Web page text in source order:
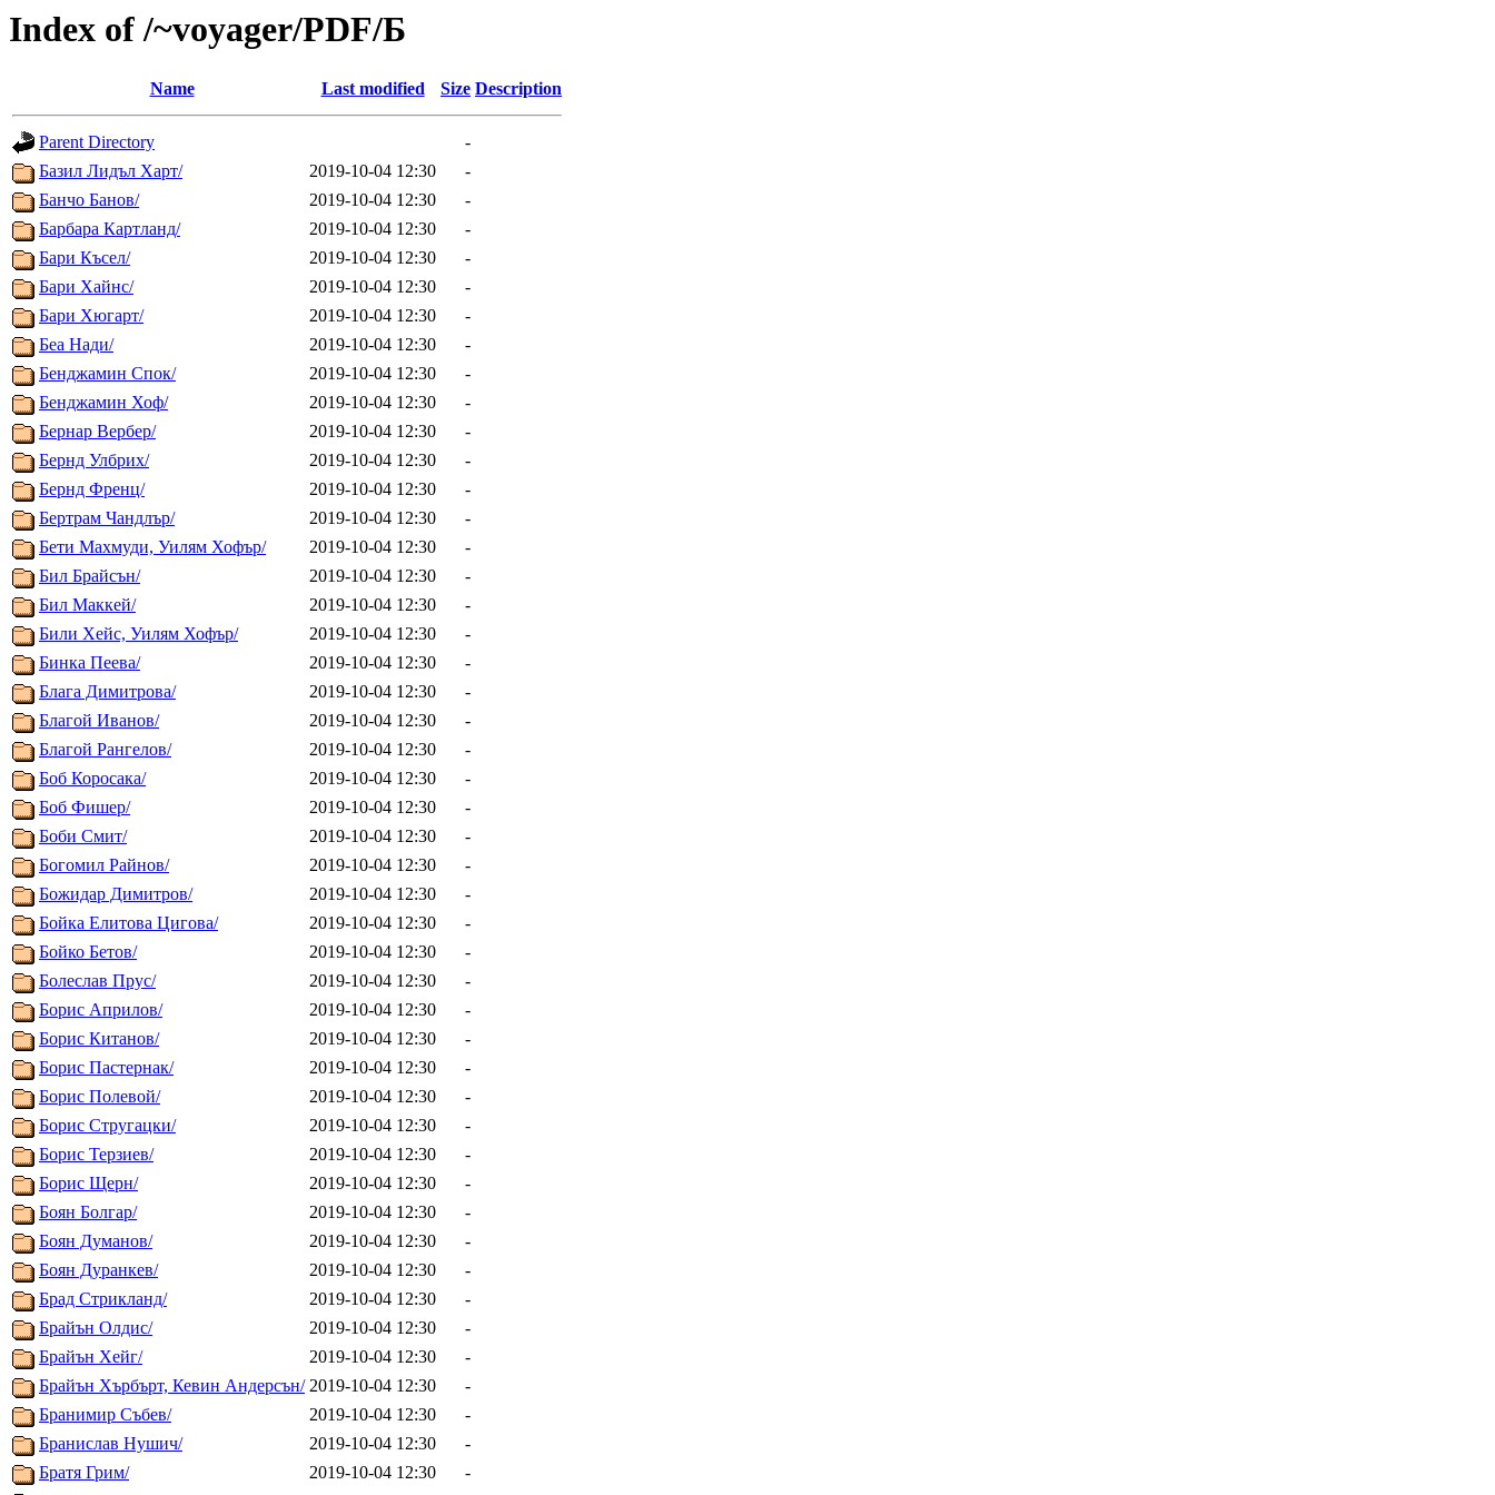
Index of /~voyager/PDF/Б
Name Last modified Size Description
Parent Directory
-
Базил Лидъл Харт/
2019-10-04 12:30
-
Банчо Банов/
2019-10-04 12:30
-
Барбара Картланд/
2019-10-04 12:30
-
Бари Късел/
2019-10-04 12:30
-
Бари Хайнс/
2019-10-04 12:30
-
Бари Хюгарт/
2019-10-04 12:30
-
Беа Нади/
2019-10-04 12:30
-
Бенджамин Спок/
2019-10-04 12:30
-
Бенджамин Хоф/
2019-10-04 12:30
-
Бернар Вербер/
2019-10-04 12:30
-
Бернд Улбрих/
2019-10-04 12:30
-
Бернд Френц/
2019-10-04 12:30
-
Бертрам Чандлър/
2019-10-04 12:30
-
Бети Махмуди, Уилям Хофър/
2019-10-04 12:30
-
Бил Брайсън/
2019-10-04 12:30
-
Бил Маккей/
2019-10-04 12:30
-
Били Хейс, Уилям Хофър/
2019-10-04 12:30
-
Бинка Пеева/
2019-10-04 12:30
-
Блага Димитрова/
2019-10-04 12:30
-
Благой Иванов/
2019-10-04 12:30
-
Благой Рангелов/
2019-10-04 12:30
-
Боб Коросака/
2019-10-04 12:30
-
Боб Фишер/
2019-10-04 12:30
-
Боби Смит/
2019-10-04 12:30
-
Богомил Райнов/
2019-10-04 12:30
-
Божидар Димитров/
2019-10-04 12:30
-
Бойка Елитова Цигова/
2019-10-04 12:30
-
Бойко Бетов/
2019-10-04 12:30
-
Болеслав Прус/
2019-10-04 12:30
-
Борис Априлов/
2019-10-04 12:30
-
Борис Китанов/
2019-10-04 12:30
-
Борис Пастернак/
2019-10-04 12:30
-
Борис Полевой/
2019-10-04 12:30
-
Борис Стругацки/
2019-10-04 12:30
-
Борис Терзиев/
2019-10-04 12:30
-
Борис Щерн/
2019-10-04 12:30
-
Боян Болгар/
2019-10-04 12:30
-
Боян Думанов/
2019-10-04 12:30
-
Боян Дуранкев/
2019-10-04 12:30
-
Брад Стрикланд/
2019-10-04 12:30
-
Брайън Олдис/
2019-10-04 12:30
-
Брайън Хейг/
2019-10-04 12:30
-
Брайън Хърбърт, Кевин Андерсън/ 2019-10-04 12:30
-
Бранимир Събев/
2019-10-04 12:30
-
Бранислав Нушич/
2019-10-04 12:30
-
Братя Грим/
2019-10-04 12:30
-